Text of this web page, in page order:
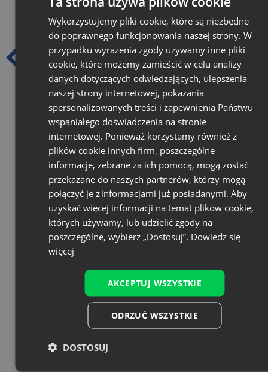
4.9
Ocena
Na podstawie
11 901opiniiz całego okresu
Jak zbieramy opinie?
Ute
Łatwy proces zamawiania, szybka dostawa,
dobra cena
Wykorzystujemy pliki cookie, które są niezbędne
do poprawnego funkcjonowania naszej strony. W
przypadku wyrażenia zgody używamy inne pliki
cookie, które możemy zamieścić w celu analizy
danych dotyczących odwiedzających, ulepszenia
naszej strony internetowej, pokazania
spersonalizowanych treści i zapewnienia Państwu
wspaniałego doświadczenia na stronie
internetowej. Ponieważ korzystamy również z
plików cookie innych firm, poszczególne
informacje, zebrane za ich pomocą, mogą zostać
przekazane do naszych partnerów, którzy mogą
połączyć je z informacjami już posiadanymi. Aby
uzyskać więcej informacji na temat plików cookie,
których używamy, lub udzielić zgody na
poszczególne, wybierz „Dostosuj”. Dowiedz się
więcej
AKCEPTUJ WSZYSTKIE
ODRZUĆ WSZYSTKIE
DOSTOSUJ